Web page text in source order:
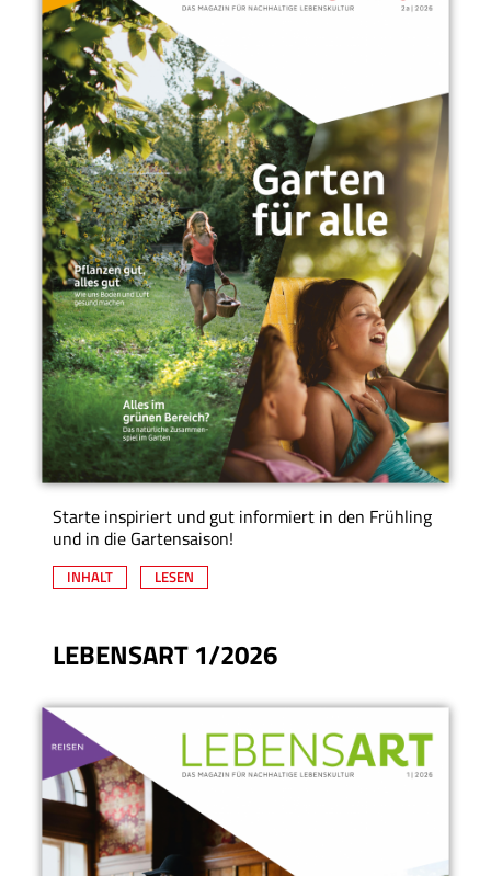
Starte inspiriert und gut informiert in den Frühling
und in die Gartensaison!
INHALT LESEN
LEBENSART 1/2026